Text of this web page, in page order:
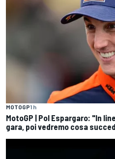
MOTOGP1 h
MotoGP | Pol Espargaro: "In
gara, poi vedremo cosa